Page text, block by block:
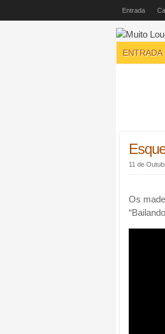
Entrada
ENTRADA
11 de
Os